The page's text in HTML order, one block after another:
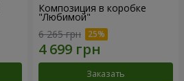
Композиция в коробке
"Любимой"
6 265 грн
Заказать